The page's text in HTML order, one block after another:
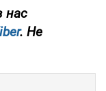
нас
. Не